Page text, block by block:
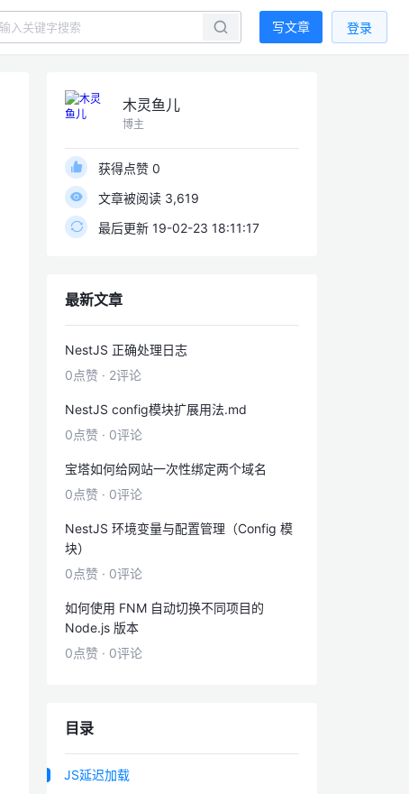
写文章 登录
木灵鱼儿
博主
获得点赞 0
文章被阅读 3,619
最后更新 19-02-23 18:11:17
最新文章
NestJS 正确处理日志
0点赞 · 2评论
NestJS config模块扩展用法.md
0点赞 · 0评论
宝塔如何给网站一次性绑定两个域名
0点赞 · 0评论
NestJS 环境变量与配置管理（Config 模
块）
0点赞 · 0评论
如何使用 FNM 自动切换不同项目的
Node.js 版本
0点赞 · 0评论
目录
JS延迟加载